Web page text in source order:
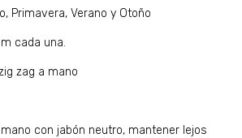
Primavera, Verano y Otoño
cada una.
zag a mano
con jabón neutro, mantener lejos